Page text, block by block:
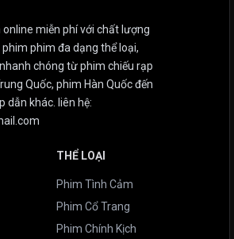
miễn phí với chất lượng
phim đa dạng thể loại,
chóng từ phim chiếu rạp
Quốc, phim Hàn Quốc đến
dẫn khác. liên hệ:
THỂ LOẠI
Phim Tình Cảm
Phim Cổ Trang
Phim Chính Kịch